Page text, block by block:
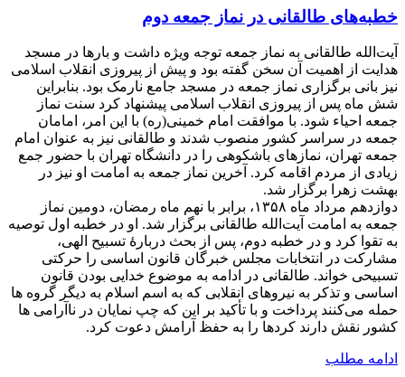
خطبه‌های طالقانی در نماز جمعه دوم
آیت‌الله طالقانی به نماز جمعه توجه ویژه داشت و بارها در مسجد
هدایت از اهمیت آن سخن گفته بود و پیش از پیروزی انقلاب اسلامی
نیز بانی برگزاری نماز جمعه در مسجد جامع نارمک بود. بنابراین
شش ماه پس از پیروزی انقلاب اسلامی پیشنهاد کرد سنت نماز
جمعه احیاء شود. با موافقت امام خمینی(ره) با این امر، امامان
جمعه در سراسر کشور منصوب شدند و طالقانی نیز به عنوان امام
جمعه تهران، نمازهای باشکوهی را در دانشگاه تهران با حضور جمع
زیادی از مردم اقامه کرد. آخرین نماز جمعه به امامت او نیز در
بهشت زهرا برگزار شد.
دوازدهم مرداد ماه ۱۳۵۸، برابر با نهم ماه رمضان، دومین نماز
جمعه به امامت آیت‌الله طالقانی برگزار شد. او در خطبه اول توصیه
به تقوا کرد و در خطبه دوم، پس از بحث دربارۀ تسبیح الهی،
مشارکت در انتخابات مجلس خبرگان قانون اساسی را حرکتی
تسبیحی خواند. طالقانی در ادامه به موضوع خدایی بودن قانون
اساسی و تذکر به نیروهای انقلابی که به اسم اسلام به دیگر گروه ها
حمله می‌کنند پرداخت و با تأکید بر این که چپ نمایان در ناآرامی ها
کشور نقش دارند کردها را به حفظ آرامش دعوت کرد.
ادامه مطلب